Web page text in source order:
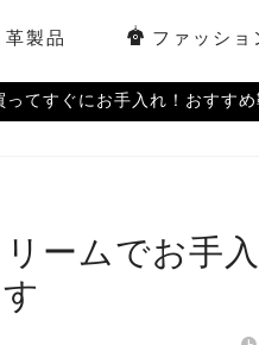
革製品 ファッショ
ってすぐにお手入れ！おすすめ
ームでお手